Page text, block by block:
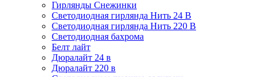
Гирлянды Снежинки
Светодиодная гирлянда Нить 24 В
Светодиодная гирлянда Нить 220 В
Светодиодная бахрома
Белт лайт
Дюралайт 24 в
Дюралайт 220 в